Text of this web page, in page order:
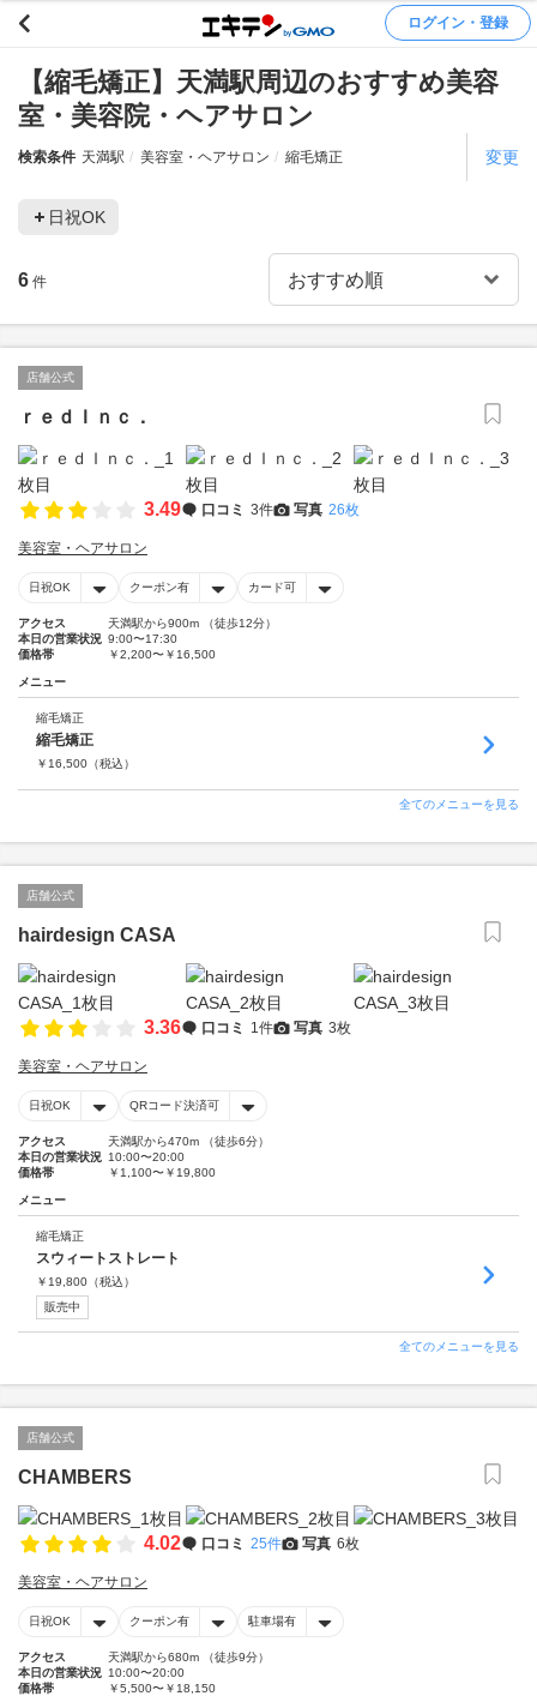
ログイン・登録
【縮毛矯正】天満駅周辺のおすすめ美容
室・美容院・ヘアサロン
検索条件 天満駅 美容室・ヘアサロン 縮毛矯正 変更
日祝OK
6 件
店舗公式
ｒｅｄＩｎｃ．
3.49 口コミ 3件 写真 26枚
美容室・ヘアサロン
日祝OK クーポン有 カード可
アクセス
天満駅から900m （徒歩12分）
本日の営業状況 9:00〜17:30
価格帯
￥2,200〜￥16,500
メニュー
縮毛矯正
縮毛矯正
￥ 16,500 （税込）
全てのメニューを見る
店舗公式
hairdesign CASA
3.36 口コミ 1件 写真 3枚
美容室・ヘアサロン
日祝OK QRコード決済可
アクセス
天満駅から470m （徒歩6分）
本日の営業状況 10:00〜20:00
価格帯
￥1,100〜￥19,800
メニュー
縮毛矯正
スウィートストレート
￥ 19,800 （税込）
販売中
全てのメニューを見る
店舗公式
CHAMBERS
4.02 口コミ 25件 写真 6枚
美容室・ヘアサロン
日祝OK クーポン有 駐車場有
アクセス
天満駅から680m （徒歩9分）
本日の営業状況 10:00〜20:00
価格帯
￥5,500〜￥18,150